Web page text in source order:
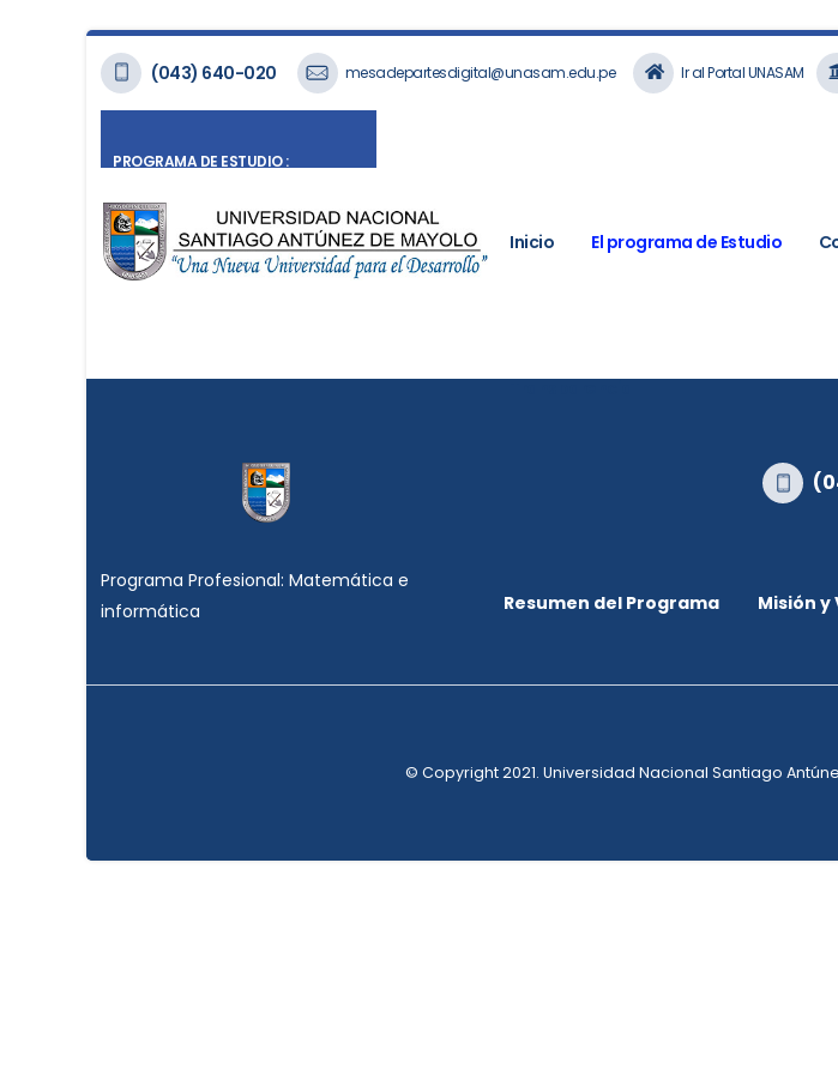
(043) 640-020 mesadepartesdigital@unasam.edu.pe Ir al Portal UNASAM
PROGRAMA DE ESTUDIO :
Inicio El programa de Estudio
Programa Profesional: Matemática e
informática
Resumen del Programa Misión y
© Copyright 2021. Universidad Nacional Santiago